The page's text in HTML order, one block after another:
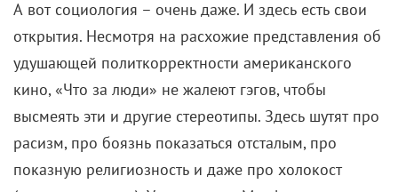
А вот социология – очень даже. И здесь есть свои
открытия. Несмотря на расхожие представления об
удушающей политкорректности американского
кино, «Что за люди» не жалеют гэгов, чтобы
высмеять эти и другие стереотипы. Здесь шутят про
расизм, про боязнь показаться отсталым, про
показную религиозность и даже про холокост